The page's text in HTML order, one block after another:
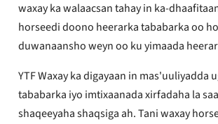
waxay ka walaacsan tahay in ka-
horseedi doono heerarka tababarka oo
duwanaansho weyn oo ku yimaada
YTF Waxay ka digayaan in mas'uuliyadda
tababarka iyo imtixaanada xirfadaha la
shaqeeyaha shaqsiga ah. Tani waxay